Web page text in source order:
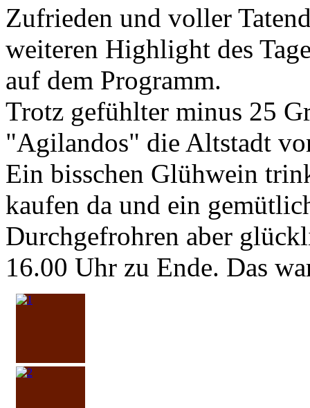
Zufrieden und voller
weiteren Highlight des
auf dem Programm.
Trotz gefühlter minus 25
"Agilandos" die Altstadt
Ein bisschen Glühwein
kaufen da und ein
Durchgefrohren aber
16.00 Uhr zu Ende. Das